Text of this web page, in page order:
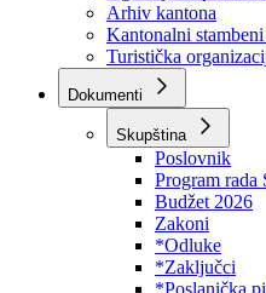
BPK šume
RTV BPK
Agencija za
Arhiv kantona
Kantonalni stambeni
Turistička
Dokumenti
Skupština
Poslovnik
Program rada
Budžet 2026
Zakoni